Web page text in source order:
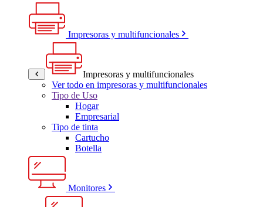
Impresoras y multifuncionales
Impresoras y multifuncionales
Ver todo en impresoras y multifuncionales
Tipo de Uso
Hogar
Empresarial
Tipo de tinta
Cartucho
Botella
Monitores